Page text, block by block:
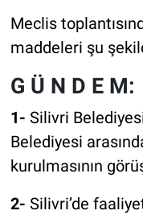
Meclis
maddeleri şu
G Ü N D E M:
1- Silivri
Belediyesi
kurulmasının
2- Silivri’de